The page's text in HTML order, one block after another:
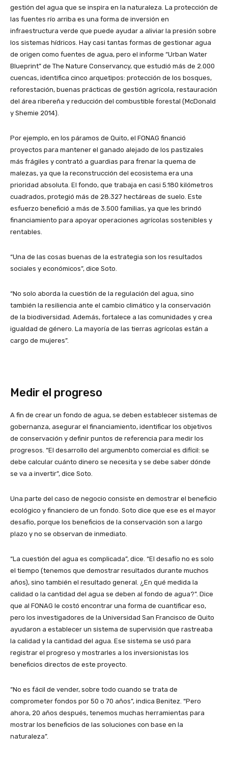
gestión del agua que se inspira en la naturaleza. La protección de
las fuentes río arriba es una forma de inversión en
infraestructura verde que puede ayudar a aliviar la presión sobre
los sistemas hídricos. Hay casi tantas formas de gestionar agua
de origen como fuentes de agua, pero el informe “Urban Water
Blueprint” de The Nature Conservancy, que estudió más de 2.000
cuencas, identifica cinco arquetipos: protección de los bosques,
reforestación, buenas prácticas de gestión agrícola, restauración
del área ribereña y reducción del combustible forestal (McDonald
y Shemie 2014).
Por ejemplo, en los páramos de Quito, el FONAG financió
proyectos para mantener el ganado alejado de los pastizales
más frágiles y contrató a guardias para frenar la quema de
malezas, ya que la reconstrucción del ecosistema era una
prioridad absoluta. El fondo, que trabaja en casi 5.180 kilómetros
cuadrados, protegió más de 28.327 hectáreas de suelo. Este
esfuerzo benefició a más de 3.500 familias, ya que les brindó
financiamiento para apoyar operaciones agrícolas sostenibles y
rentables.
“Una de las cosas buenas de la estrategia son los resultados
sociales y económicos”, dice Soto.
“No solo aborda la cuestión de la regulación del agua, sino
también la resiliencia ante el cambio climático y la conservación
de la biodiversidad. Además, fortalece a las comunidades y crea
igualdad de género. La mayoría de las tierras agrícolas están a
cargo de mujeres”.
Medir el progreso
A fin de crear un fondo de agua, se deben establecer sistemas de
gobernanza, asegurar el financiamiento, identificar los objetivos
de conservación y definir puntos de referencia para medir los
progresos. “El desarrollo del argumenbto comercial es difícil: se
debe calcular cuánto dinero se necesita y se debe saber dónde
se va a invertir”, dice Soto.
Una parte del caso de negocio consiste en demostrar el beneficio
ecológico y financiero de un fondo. Soto dice que ese es el mayor
desafío, porque los beneficios de la conservación son a largo
plazo y no se observan de inmediato.
“La cuestión del agua es complicada”, dice. “El desafío no es solo
el tiempo (tenemos que demostrar resultados durante muchos
años), sino también el resultado general. ¿En qué medida la
calidad o la cantidad del agua se deben al fondo de agua?”. Dice
que al FONAG le costó encontrar una forma de cuantificar eso,
pero los investigadores de la Universidad San Francisco de Quito
ayudaron a establecer un sistema de supervisión que rastreaba
la calidad y la cantidad del agua. Ese sistema se usó para
registrar el progreso y mostrarles a los inversionistas los
beneficios directos de este proyecto.
“No es fácil de vender, sobre todo cuando se trata de
comprometer fondos por 50 o 70 años”, indica Benitez. “Pero
ahora, 20 años después, tenemos muchas herramientas para
mostrar los beneficios de las soluciones con base en la
naturaleza”.